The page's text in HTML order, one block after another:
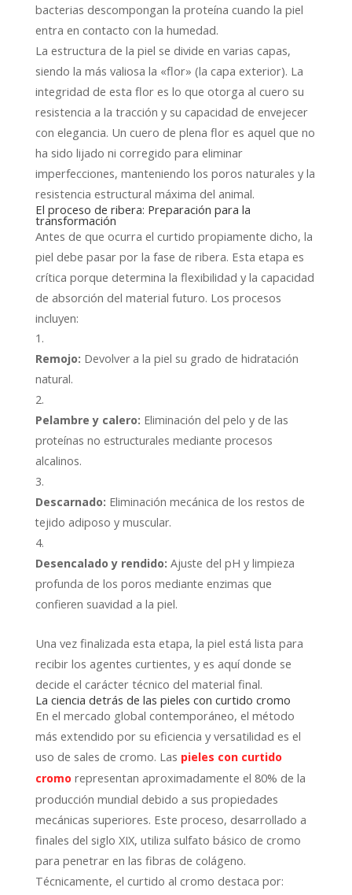
bacterias descompongan la proteína cuando la piel
entra en contacto con la humedad.
La estructura de la piel se divide en varias capas,
siendo la más valiosa la «flor» (la capa exterior). La
integridad de esta flor es lo que otorga al cuero su
resistencia a la tracción y su capacidad de envejecer
con elegancia. Un cuero de plena flor es aquel que no
ha sido lijado ni corregido para eliminar
imperfecciones, manteniendo los poros naturales y la
resistencia estructural máxima del animal.
El proceso de ribera: Preparación para la
transformación
Antes de que ocurra el curtido propiamente dicho, la
piel debe pasar por la fase de ribera. Esta etapa es
crítica porque determina la flexibilidad y la capacidad
de absorción del material futuro. Los procesos
incluyen:
Remojo: Devolver a la piel su grado de hidratación
natural.
Pelambre y calero: Eliminación del pelo y de las
proteínas no estructurales mediante procesos
alcalinos.
Descarnado: Eliminación mecánica de los restos de
tejido adiposo y muscular.
Desencalado y rendido: Ajuste del pH y limpieza
profunda de los poros mediante enzimas que
confieren suavidad a la piel.
Una vez finalizada esta etapa, la piel está lista para
recibir los agentes curtientes, y es aquí donde se
decide el carácter técnico del material final.
La ciencia detrás de las pieles con curtido cromo
En el mercado global contemporáneo, el método
más extendido por su eficiencia y versatilidad es el
uso de sales de cromo. Las pieles con curtido
cromorepresentan aproximadamente el 80% de la
producción mundial debido a sus propiedades
mecánicas superiores. Este proceso, desarrollado a
finales del siglo XIX, utiliza sulfato básico de cromo
para penetrar en las fibras de colágeno.
Técnicamente, el curtido al cromo destaca por: